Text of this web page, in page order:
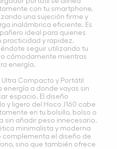
con tu smartphone,
una sujeción firme y
inalámbrica eficiente. Es
ideal para quienes
practicidad y rapidez,
seguir utilizando tu
cómodamente mientras
energía.
Ultra Compacto y Portátil
energía a donde vayas sin
espacio. El diseño
y ligero del Hoco J160 cabe
en tu bolsillo, bolso o
sin añadir peso innecesario.
minimalista y moderna
complementa el diseño de
sino que también ofrece